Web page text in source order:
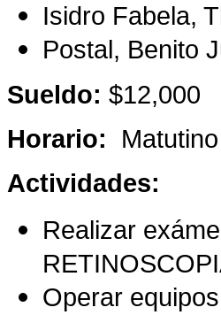
Isidro Fabela,
Postal, Benito
Sueldo: $12,000
Horario: Matutino
Actividades:
Realizar
Operar